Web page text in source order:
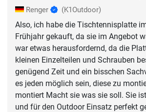
Renger (K1Outdoor)
Also, ich habe die Tischtennisplatte
Frühjahr gekauft, da sie im Angebot
war etwas herausfordernd, da die
kleinen Einzelteilen und Schrauben
genügend Zeit und ein bisschen
es jeden möglich sein, diese zu
montiert Macht sie was sie soll. Sie
und für den Outdoor Einsatz perfekt